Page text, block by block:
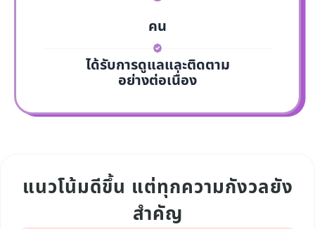
คน
ได้รับการดูแลและติดตาม
อย่างต่อเนื่อง
แนวโน้มดีขึ้น แต่ทุกความกังวลยัง
สำคัญ